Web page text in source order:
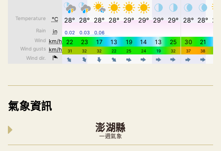
氣象資訊
澎湖縣
一週氣象